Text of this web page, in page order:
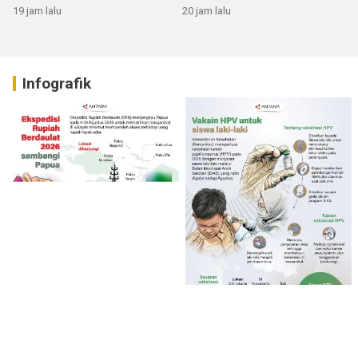
19 jam lalu 20 jam lalu
Infografik